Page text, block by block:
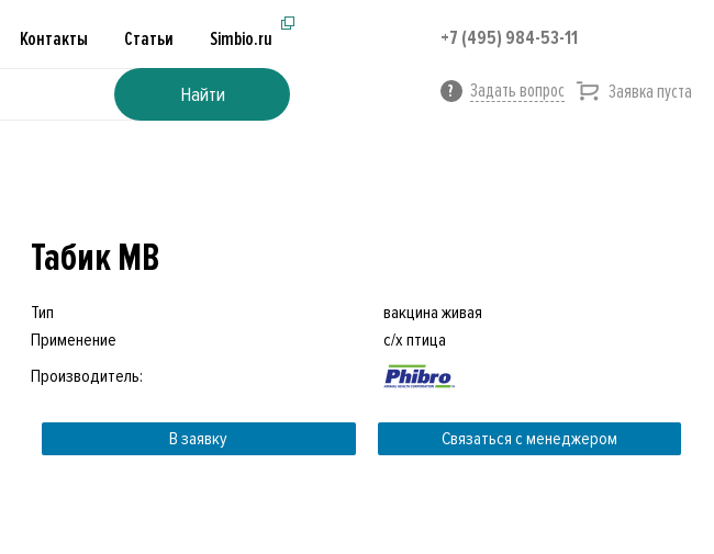
Контакты Статьи Simbio.ru
Найти
+7 (495) 984-53-11
Задать вопрос Заявка пуста
Табик МВ
Тип
вакцина живая
Применение
с/х птица
Производитель:
В заявку Связаться с менеджером